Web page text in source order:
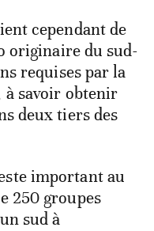
cependant de
originaire du sud-
requises par la
savoir obtenir
deux tiers des
important au
250 groupes
sud à